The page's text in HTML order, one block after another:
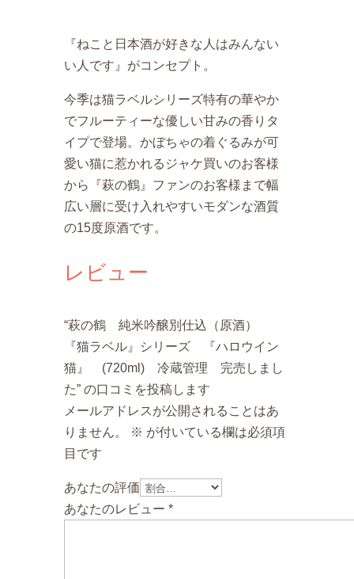
『ねこと日本酒が好きな人はみんない
い人です』がコンセプト。
今季は猫ラベルシリーズ特有の華やか
でフルーティーな優しい甘みの香りタ
イプで登場。かぼちゃの着ぐるみが可
愛い猫に惹かれるジャケ買いのお客様
から『萩の鶴』ファンのお客様まで幅
広い層に受け入れやすいモダンな酒質
の15度原酒です。
レビュー
“萩の鶴 純米吟醸別仕込（原酒）
『猫ラベル』シリーズ 『ハロウイン
猫』 (720ml) 冷蔵管理 完売しまし
た” の口コミを投稿します
メールアドレスが公開されることはあ
りません。
※ が付いている欄は必須項
目です
あなたの評価
あなたのレビュー *